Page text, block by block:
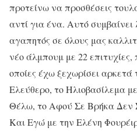
προτείνω να προσθέσεις
αντί για ένα. Αυτό συμβαίνει
αγαπητός σε όλους μας
νέο άλμπουμ με 22 επιτυχίες,
οποίες έχω ξεχωρίσει
Ελεύθερο, το Ηλιοβασίλεμα
Θέλω, το Αφού Σε Βρήκα Δεν
Και Εγώ με την Ελένη